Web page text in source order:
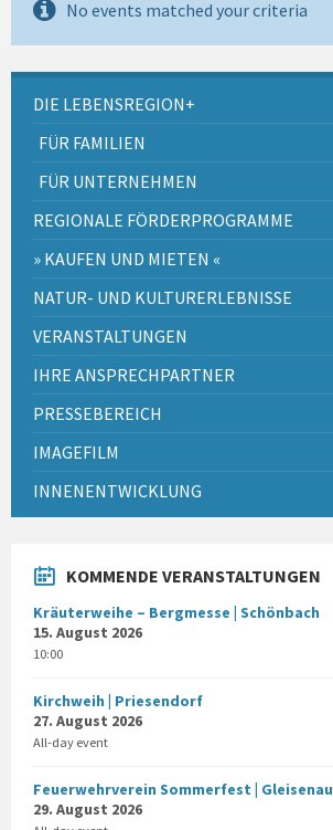
No events matched your criteria
DIE LEBENSREGION+
FÜR FAMILIEN
FÜR UNTERNEHMEN
REGIONALE FÖRDERPROGRAMME
» KAUFEN UND MIETEN «
NATUR- UND KULTURERLEBNISSE
VERANSTALTUNGEN
IHRE ANSPRECHPARTNER
PRESSEBEREICH
IMAGEFILM
INNENENTWICKLUNG
KOMMENDE VERANSTALTUNGEN
Kräuterweihe – Bergmesse | Schönbach
15. August 2026
10:00
Kirchweih | Priesendorf
27. August 2026
All-day event
Feuerwehrverein Sommerfest | Gleisenau
29. August 2026